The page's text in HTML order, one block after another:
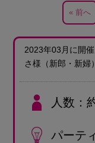
« 前へ
2023年03月に開
さ様 （新郎・新婦）
人数
パーテ